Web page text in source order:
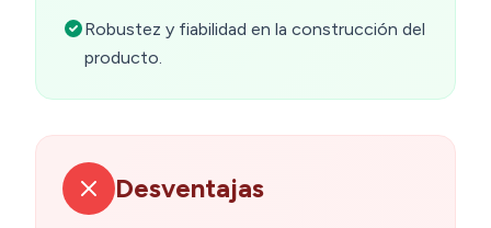
Robustez y fiabilidad en la construcción del
producto.
Desventajas